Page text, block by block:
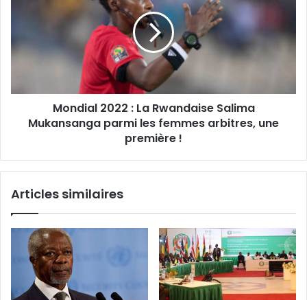
Mondial 2022 : La Rwandaise Salima
Mukansanga parmi les femmes arbitres, une
première !
Articles similaires